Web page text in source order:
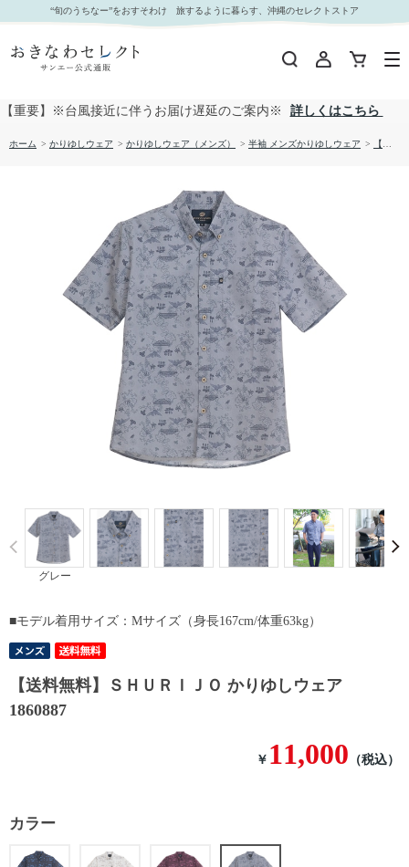
【送料無料】ＳＨＵＲＩＪＯ かりゆしウェア 1860887｜おきなわセレクト サンエー公式通販
“旬のうちなー”をおすそわけ 旅するように暮らす、沖縄のセレクトストア
【重要】※台風接近に伴うお届け遅延のご案内※ 詳しくはこちら
ホーム > かりゆしウェア > かりゆしウェア（メンズ） > 半袖 メンズかりゆしウェア > 【送料無料】ＳＨＵＲＩＪＯ かりゆしウェア 1860887
グレー
Prev
【送料無料】ＳＨＵＲＩＪＯ かりゆしウェア
1860887
￥ 11,000 （税込）
カラー
■モデル着用サイズ：Mサイズ（身長167cm/体重63kg）